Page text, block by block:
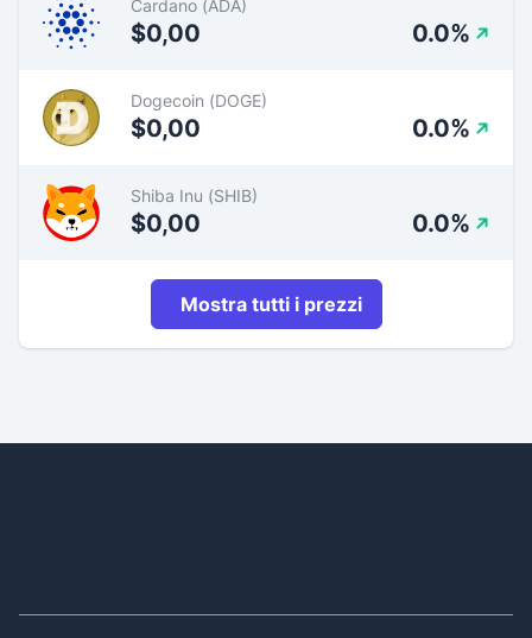
Cardano (ADA)
$0,00 0.0%
Dogecoin (DOGE)
$0,00 0.0%
Shiba Inu (SHIB)
$0,00 0.0%
Mostra tutti i prezzi